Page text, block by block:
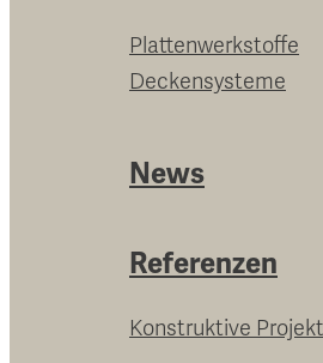
Plattenwerkstoffe
Deckensysteme
News
Referenzen
Konstruktive